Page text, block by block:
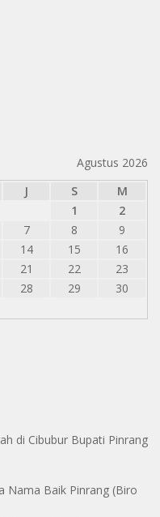
Agustus 2026
J S
M
1
2
7 8
9
14 15
16
21 22
23
28 29
30
di Cibubur Bupati Pinrang
Nama Baik Pinrang (Biro